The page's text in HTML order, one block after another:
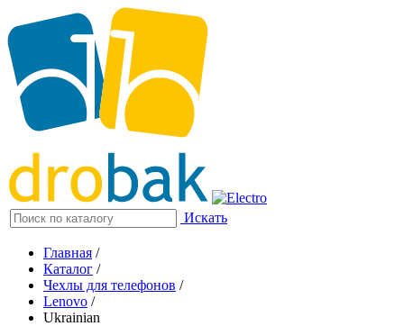
Искать
Главная /
Каталог /
Чехлы для телефонов /
Lenovo /
Ukrainian